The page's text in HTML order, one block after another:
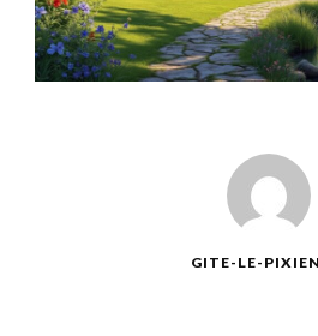
GITE-LE-